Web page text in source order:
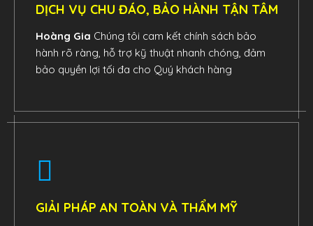
DỊCH VỤ CHU ĐÁO, BẢO HÀNH TẬN TÂM
Hoàng Gia Chúng tôi cam kết chính sách bảo
hành rõ ràng, hỗ trợ kỹ thuật nhanh chóng, đảm
bảo quyền lợi tối đa cho Quý khách hàng
GIẢI PHÁP AN TOÀN VÀ THẨM MỸ